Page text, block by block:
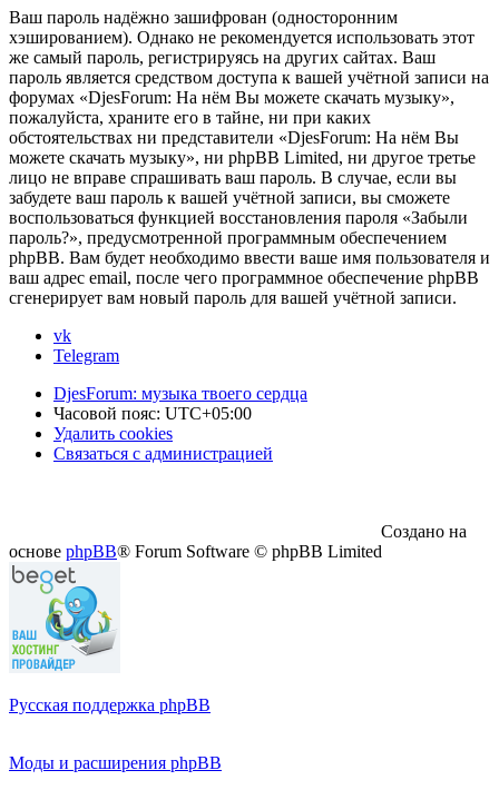
Ваш пароль надёжно зашифрован (односторонним
хэшированием). Однако не рекомендуется использовать этот
же самый пароль, регистрируясь на других сайтах. Ваш
пароль является средством доступа к вашей учётной записи на
форумах «DjesForum: На нём Вы можете скачать музыку»,
пожалуйста, храните его в тайне, ни при каких
обстоятельствах ни представители «DjesForum: На нём Вы
можете скачать музыку», ни phpBB Limited, ни другое третье
лицо не вправе спрашивать ваш пароль. В случае, если вы
забудете ваш пароль к вашей учётной записи, вы сможете
воспользоваться функцией восстановления пароля «Забыли
пароль?», предусмотренной программным обеспечением
phpBB. Вам будет необходимо ввести ваше имя пользователя и
ваш адрес email, после чего программное обеспечение phpBB
сгенерирует вам новый пароль для вашей учётной записи.
vk
Telegram
DjesForum: музыка твоего сердца
Часовой пояс: UTC+05:00
Удалить cookies
Связаться с администрацией
Создано на
основе phpBB® Forum Software © phpBB Limited
Русская поддержка phpBB
Моды и расширения phpBB